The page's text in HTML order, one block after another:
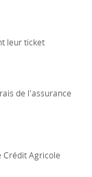
leur ticket
de l'assurance
Crédit Agricole